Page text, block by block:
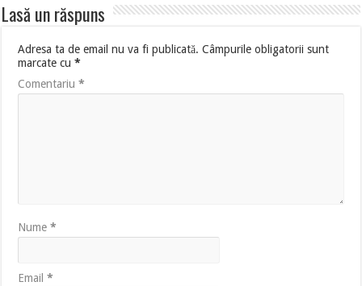
Lasă un răspuns
Adresa ta de email nu va fi publicată. Câmpurile obligatorii sunt
marcate cu*
Comentariu*
Nume*
Email*